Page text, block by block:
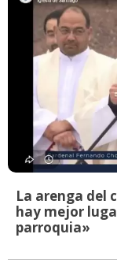
La arenga del
hay mejor
parroquia»